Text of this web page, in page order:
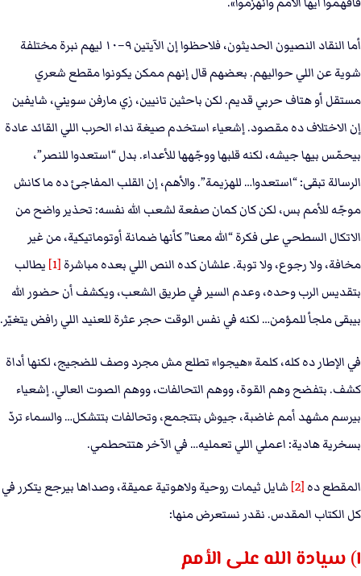
أما النقاد النصيون الحديثون، فلاحظوا إن الآيتين ٩–١٠ ليهم نبرة مختلفة
شوية عن اللي حواليهم. بعضهم قال إنهم ممكن يكونوا مقطع شعري
مستقل أو هتاف حربي قديم. لكن باحثين تانيين، زي مارفن سويني، شايفين
إن الاختلاف ده مقصود. إشعياء استخدم صيغة نداء الحرب اللي القائد عادة
بيحمّس بيها جيشه، لكنه قلبها ووجّهها للأعداء. بدل “استعدوا للنصر”،
الرسالة تبقى: “استعدوا… للهزيمة”. والأهم، إن القلب المفاجئ ده ما كانش
موجّه للأمم بس، لكن كان كمان صفعة لشعب الله نفسه: تحذير واضح من
الاتكال السطحي على فكرة “الله معنا” كأنها ضمانة أوتوماتيكية، من غير
مخافة، ولا رجوع، ولا توبة. علشان كده النص اللي بعده مباشرة [1]
يطالب
بتقديس الرب وحده، وعدم السير في طريق الشعب، ويكشف أن حضور الله
بيبقى ملجأ للمؤمن… لكنه في نفس الوقت حجر عثرة للعنيد اللي رافض يتغيّر.
في الإطار ده كله، كلمة «هيجوا» تطلع مش مجرد وصف للضجيج، لكنها أداة
كشف. بتفضح وهم القوة، ووهم التحالفات، ووهم الصوت العالي. إشعياء
بيرسم مشهد أمم غاضبة، جيوش بتتجمع، وتحالفات بتتشكل… والسماء تردّ
بسخرية هادية: اعملي اللي تعمليه… في الآخر هتتحطمي.
المقطع ده [2]
شايل ثيمات روحية ولاهوتية عميقة، وصداها بيرجع يتكرر في
كل الكتاب المقدس. نقدر نستعرض منها:
١) سيادة الله على الأمم